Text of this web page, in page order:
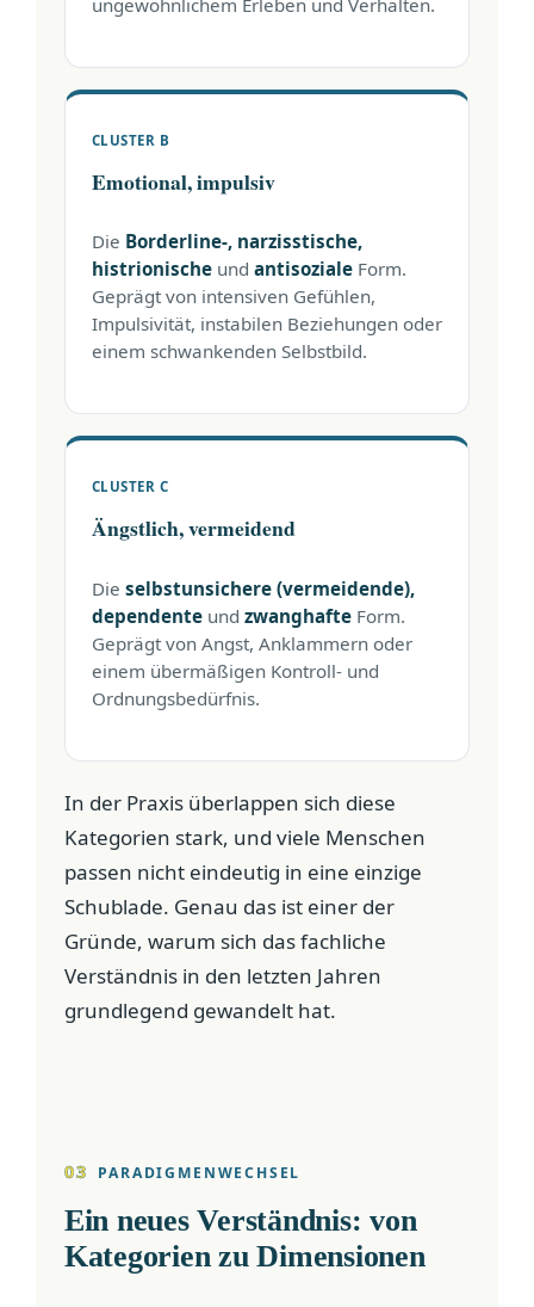
CLUSTER B
Emotional, impulsiv
Die Borderline-, narzisstische,
histrionische und antisoziale Form.
Geprägt von intensiven Gefühlen,
Impulsivität, instabilen Beziehungen oder
einem schwankenden Selbstbild.
CLUSTER C
Ängstlich, vermeidend
Die selbstunsichere (vermeidende),
dependente und zwanghafte Form.
Geprägt von Angst, Anklammern oder
einem übermäßigen Kontroll- und
Ordnungsbedürfnis.
In der Praxis überlappen sich diese
Kategorien stark, und viele Menschen
passen nicht eindeutig in eine einzige
Schublade. Genau das ist einer der
Gründe, warum sich das fachliche
Verständnis in den letzten Jahren
grundlegend gewandelt hat.
03 PARADIGMENWECHSEL
Ein neues Verständnis: von
Kategorien zu Dimensionen